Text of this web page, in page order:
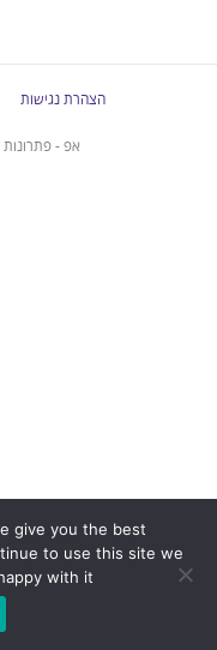
הצהרת נגישות
אפ -
give you the best
to use this site we
with it.